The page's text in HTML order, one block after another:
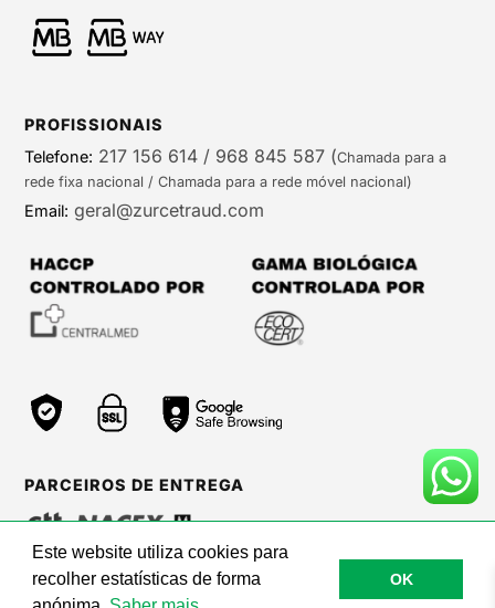
PROFISSIONAIS
Telefone: 217 156 614 / 968 845 587 (Chamada para a
rede fixa nacional / Chamada para a rede móvel nacional)
Email: geral@zurcetraud.com
PARCEIROS DE ENTREGA
©Zurc Etraud |Web Care by BinaryBrigade
Este website utiliza cookies para
recolher estatísticas de forma
OK